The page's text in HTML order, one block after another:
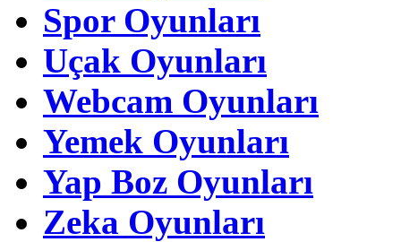
Spor Oyunları
Uçak Oyunları
Webcam Oyunları
Yemek Oyunları
Yap Boz Oyunları
Zeka Oyunları